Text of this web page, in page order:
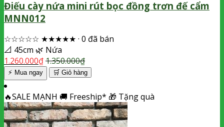
Điếu cày nứa mini rút bọc đồng trơn đế cẩm
MNN012
☆☆☆☆☆ ★★★★★ · 0 đã bán
📐 45cm 🌿 Nứa
1.260.000₫1.350.000₫
⚡ Mua ngay 🛒 Giỏ hàng
🔥SALE MẠNH 🚚 Freeship* 🎁 Tặng quà